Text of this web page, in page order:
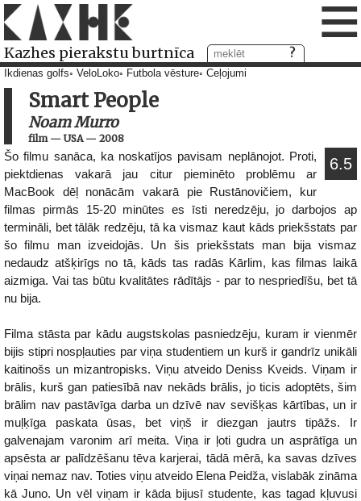
Kazhes pierakstu burtnīca ≡
Ikdienas golfs VeloLoko Futbola vēsture Ceļojumi
Smart People
Noam Murro
film— USA— 2008
6.5
Šo filmu sanāca, ka noskatījos pavisam neplānojot. Proti,
piektdienas vakarā jau citur pieminēto problēmu ar
MacBook dēļ nonācām vakarā pie Rustānovičiem, kur
filmas pirmās 15-20 minūtes es īsti neredzēju, jo darbojos ap
termināli, bet tālāk redzēju, tā ka vismaz kaut kāds priekšstats par
šo filmu man izveidojās. Un šis priekšstats man bija vismaz
nedaudz atšķirīgs no tā, kāds tas radās Kārlim, kas filmas laikā
aizmiga. Vai tas būtu kvalitātes rādītājs - par to nespriedīšu, bet tā
nu bija.
Filma stāsta par kādu augstskolas pasniedzēju, kuram ir vienmēr
bijis stipri nospļauties par viņa studentiem un kurš ir gandrīz unikāli
kaitinošs un mizantropisks. Viņu atveido Deniss Kveids. Viņam ir
brālis, kurš gan patiesībā nav nekāds brālis, jo ticis adoptēts, šim
brālim nav pastāvīga darba un dzīvē nav sevišķas kārtības, un ir
muļķīga paskata ūsas, bet viņš ir diezgan jautrs tipāžs. Ir
galvenajam varonim arī meita. Viņa ir ļoti gudra un asprātīga un
apsēsta ar palīdzēšanu tēva karjerai, tādā mērā, ka savas dzīves
viņai nemaz nav. Toties viņu atveido Elena Peidža, vislabāk zināma
kā Juno. Un vēl viņam ir kāda bijusī studente, kas tagad kļuvusi